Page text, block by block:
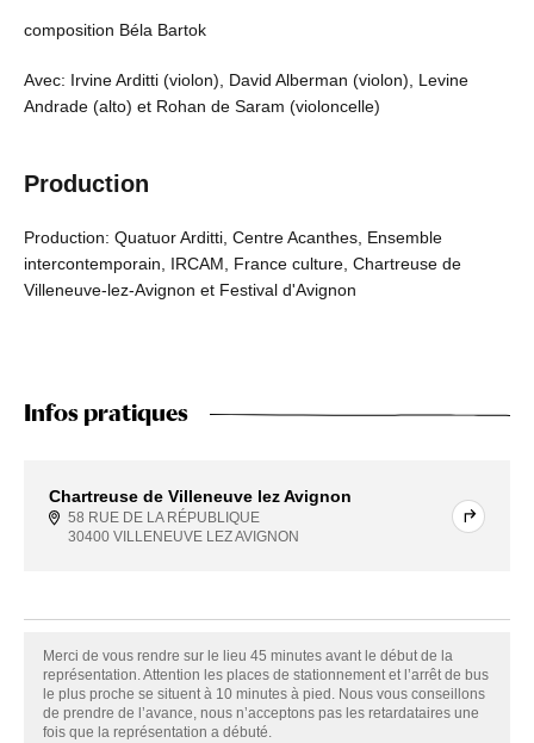
composition Béla Bartok
Avec: Irvine Arditti (violon), David Alberman (violon), Levine
Andrade (alto) et Rohan de Saram (violoncelle)
Production
Production: Quatuor Arditti, Centre Acanthes, Ensemble
intercontemporain, IRCAM, France culture, Chartreuse de
Villeneuve-lez-Avignon et Festival d'Avignon
Infos pratiques
Chartreuse de Villeneuve lez Avignon
58 RUE DE LA RÉPUBLIQUE
30400 VILLENEUVE LEZ AVIGNON
Merci de vous rendre sur le lieu 45 minutes avant le début de la
représentation. Attention les places de stationnement et l’arrêt de bus
le plus proche se situent à 10 minutes à pied. Nous vous conseillons
de prendre de l’avance, nous n’acceptons pas les retardataires une
fois que la représentation a débuté.